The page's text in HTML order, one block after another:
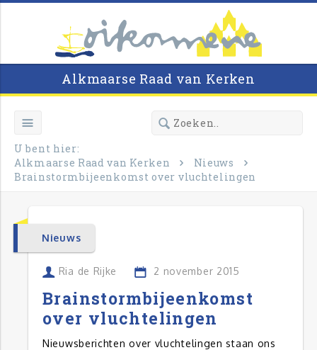
Alkmaarse Raad van Kerken
U bent hier:
Alkmaarse Raad van Kerken
Nieuws
Brainstormbijeenkomst over vluchtelingen
Nieuws
Ria de Rijke 2 november 2015
Brainstormbijeenkomst
over vluchtelingen
Nieuwsberichten over vluchtelingen staan ons